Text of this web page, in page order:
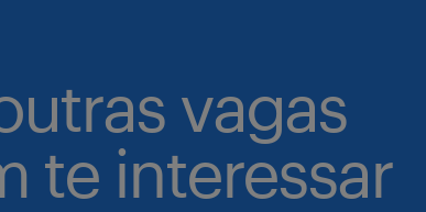
vagas
te interessar